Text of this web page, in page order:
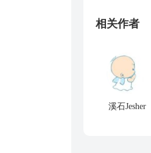
相关作者
溪石Jesher